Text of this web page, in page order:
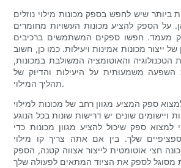
ביותר שיש לחפש בספק מכונות מילוי נוזלים
על הספק להציע מכונות העשויות מחומרים
מעמד. חפשו ספקים המשתמשים ברכיבים
של ייצור מכונות אמינות ויעילות. כמו כן, חשוב
והאוטומציה המשולבת במכונות,
השפעה משמעותית על היעילות והדיוק של
תהליך המילוי.
ספק המציע מגוון רחב של מכונות למילוי
ויישומים שונים יש דרישות שונות בכל הנוגע
למצוא ספק שיכול להציע מגוון מכונות כדי
שלך. בין אם אתה צריך קו מילוי
חצי אוטומטית לייצור אצווה קטנה, הספק